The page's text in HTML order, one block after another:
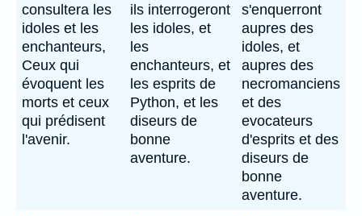
consultera les
idoles et les
enchanteurs,
Ceux qui
évoquent les
morts et ceux
qui prédisent
l'avenir.
ils interrogeront
les idoles, et
les
enchanteurs, et
les esprits de
Python, et les
diseurs de
bonne
aventure.
s'enquerront
aupres des
idoles, et
aupres des
necromanciens
et des
evocateurs
d'esprits et des
diseurs de
bonne
aventure.